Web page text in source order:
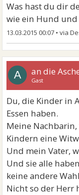
Was hast du dir
wie ein Hund
13.03.2015 00:07 •
A an die
Gast
Du, die Kinder in
Essen haben.
Meine
Kindern eine
Und mein Vater,
Und sie alle
keine andere
Nicht so der Herr